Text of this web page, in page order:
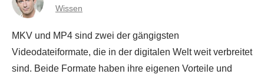
Wissen
MKV und MP4 sind zwei der gängigsten
Videodateiformate, die in der digitalen Welt weit verbreitet
sind. Beide Formate haben ihre eigenen Vorteile und